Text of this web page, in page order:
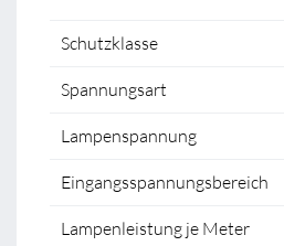
Schutzklasse
Spannungsart
Lampenspannung
Eingangsspannungsbereich
Lampenleistung je Meter